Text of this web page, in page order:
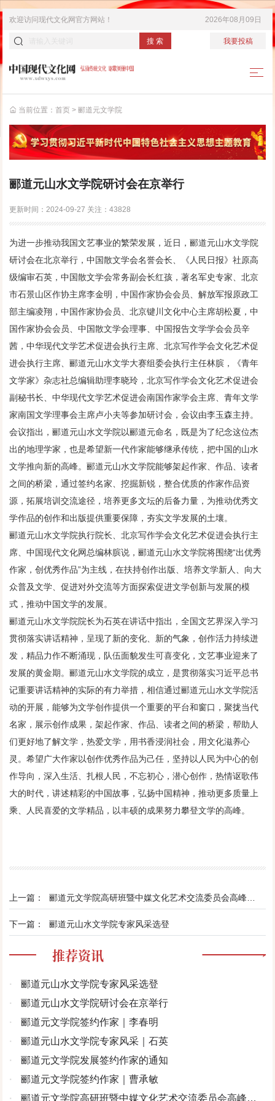
欢迎访问现代文化网官方网站！ 2026年08月09日
搜 索 我要投稿
当前位置：首页 >郦道元文学院
推荐资讯
·
郦道元山水文学院专家风采选登
·
郦道元山水文学院研讨会在京举行
·
郦道元文学院签约作家｜​李春明
·
郦道元山水文学院专家风采｜石英
·
郦道元文学院发展签约作家的通知
·
郦道元文学院签约作家｜​曹承敏
·
郦道元文学院高研班暨中媒文化艺术交流委员会高峰论
郦道元山水文学院研讨会在京举行
更新时间： 2024-09-27 关注： 43828
为进一步推动我国文艺事业的繁荣发展，近日，郦道元山水文学院
研讨会在北京举行，中国散文学会名誉会长、《人民日报》社原高
级编审石英，中国散文学会常务副会长红孩，著名军史专家、北京
市石景山区作协主席李金明，中国作家协会会员、解放军报原政工
部主编凌翔，中国作家协会员、北京键川文化中心主席胡松夏，中
国作家协会会员、中国散文学会理事、中国报告文学学会会员辛
茜，中华现代文学艺术促进会执行主席、北京写作学会文化艺术促
进会执行主席、郦道元山水文学大赛组委会执行主任林膑，《青年
文学家》杂志社总编辑助理李晓玲，北京写作学会文化艺术促进会
副秘书长、中华现代文学艺术促进会南国作家学会主席、青年文学
家南国文学理事会主席卢小夫等参加研讨会，会议由李玉森主持。
会议指出，郦道元山水文学院以郦道元命名，既是为了纪念这位杰
出的地理学家，也是希望新一代作家能够继承传统，把中国的山水
文学推向新的高峰。郦道元山水文学院能够架起作家、作品、读者
之间的桥梁，通过签约名家、挖掘新锐，整合优质的作家作品资
源，拓展培训交流途径，培养更多文坛的后备力量，为推动优秀文
学作品的创作和出版提供重要保障，夯实文学发展的土壤。
郦道元山水文学院执行院长、北京写作学会文化艺术促进会执行主
席、中国现代文化网总编林膑说，郦道元山水文学院将围绕“出优秀
作家，创优秀作品”为主线，在扶持创作出版、培养文学新人、向大
众普及文学、促进对外交流等方面探索促进文学创新与发展的模
式，推动中国文学的发展。
郦道元山水文学院院长为石英在讲话中指出，全国文艺界深入学习
贯彻落实讲话精神，呈现了新的变化、新的气象，创作活力持续迸
发，精品力作不断涌现，队伍面貌发生可喜变化，文艺事业迎来了
发展的黄金期。郦道元山水文学院的成立，是贯彻落实习近平总书
记重要讲话精神的实际的有力举措，相信通过郦道元山水文学院活
动的开展，能够为文学创作提供一个重要的平台和窗口，聚拢当代
名家，展示创作成果，架起作家、作品、读者之间的桥梁，帮助人
们更好地了解文学，热爱文学，用书香浸润社会，用文化滋养心
灵。希望广大作家以创作优秀作品为己任，坚持以人民为中心的创
作导向，深入生活、扎根人民，不忘初心，潜心创作，热情讴歌伟
大的时代，讲述精彩的中国故事，弘扬中国精神，推动更多质量上
乘、人民喜爱的文学精品，以丰硕的成果努力攀登文学的高峰。
上一篇： 郦道元文学院高研班暨中媒文化艺术交流委员会高峰论坛在安阳举行
下一篇： 郦道元山水文学院专家风采选登